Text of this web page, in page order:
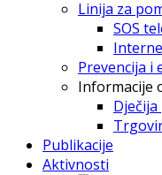
Linija za
SOS
Prevencija i
Informacije
Publikacije
Aktivnosti